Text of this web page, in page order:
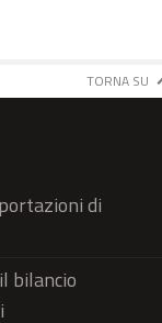
TORNA SU
di
bilancio